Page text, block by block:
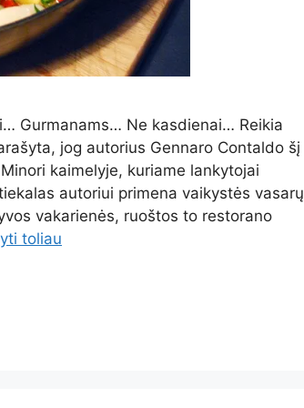
Gurmanams… Ne kasdienai… Reikia
jog autorius Gennaro Contaldo šį
kaimelyje, kuriame lankytojai
autoriui primena vaikystės vasarų
vakarienės, ruoštos to restorano
toliau